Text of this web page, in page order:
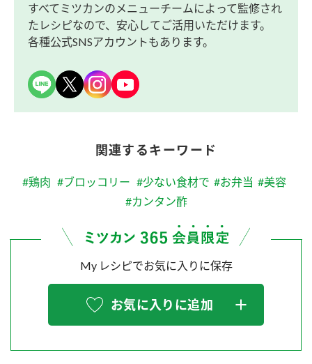
すべてミツカンのメニューチームによって監修され
たレシピなので、安心してご活用いただけます。
各種公式SNSアカウントもあります。
関連するキーワード
#鶏肉 #ブロッコリー #少ない食材で #お弁当 #美容
#カンタン酢
My レシピでお気に入りに保存
お気に入りに追加